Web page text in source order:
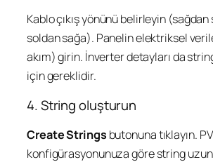
Kablo çıkış yönünü belirleyin (sağdan
soldan sağa). Panelin elektriksel
akım) girin. İnverter detayları da
için gereklidir.
4. String oluşturun
Create Strings butonuna tıklayın.
konfigürasyonunuza göre string